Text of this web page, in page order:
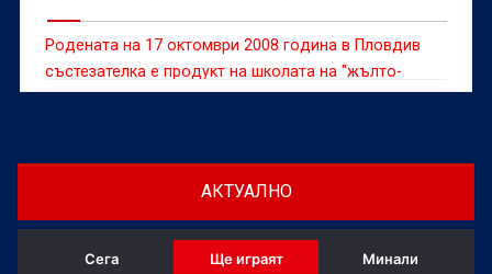
Родената на 17 октомври 2008 година в Пловдив
състезателка е продукт на школата на "жълто-
сините"
АКТУАЛНО
Сега Ще играят Минали